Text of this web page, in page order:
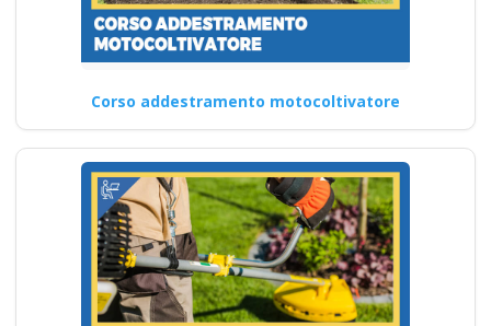
Corso addestramento motocoltivatore